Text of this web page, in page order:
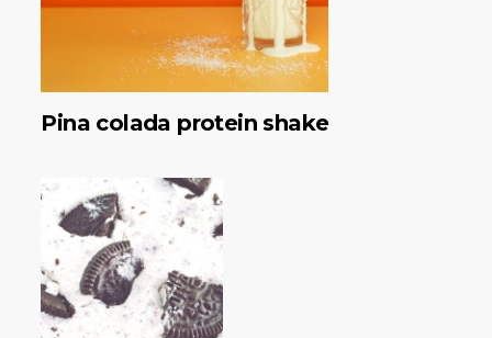
Pina colada protein shake